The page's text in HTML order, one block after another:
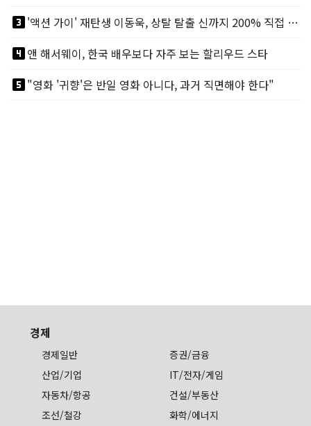
looks_3
'액션 가이' 재탄생 이동욱, 상탈 탈출 신까지 200% 직접 소화
looks_4앤 해서웨이, 한국 배우보다 자주 보는 할리우드 스타
looks_5"영화 '귀향'은 반일 영화 아니다, 과거 직면해야 한다"
경제
경제일반
증권/금융
산업/기업
IT/전자/게임
자동차/항공
건설/부동산
조선/철강
화학/에너지